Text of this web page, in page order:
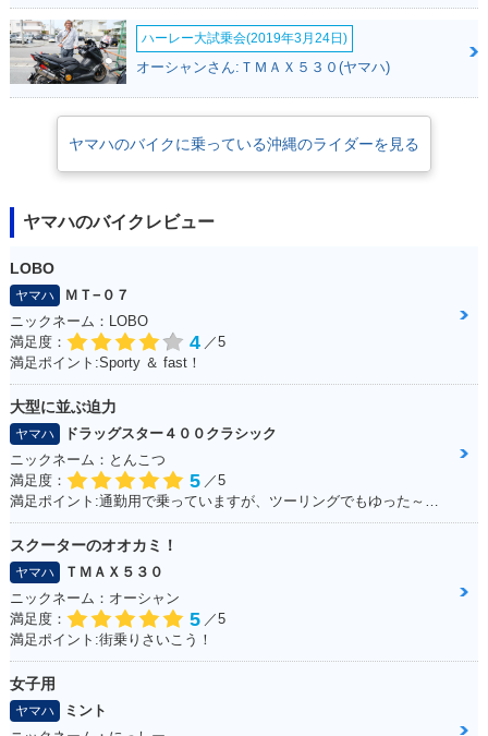
2002年 TMAX・カ
ラーチェンジ
2001年 TMAX・新
登場
ハーレー大試乗会(2019年3月24日)
オーシャンさん:ＴＭＡＸ５３０(ヤマハ)
ヤマハのバイクに乗っている沖縄のライダーを見る
ヤマハのバイクレビュー
LOBO
ヤマハ
ＭＴ−０７
ニックネーム：LOBO
満足度：
4 ／5
満足ポイント:Sporty ＆ fast！
大型に並ぶ迫力
ヤマハ
ドラッグスター４００クラシック
ニックネーム：とんこつ
満足度：
5 ／5
スクーターのオオカミ！
ヤマハ
ＴＭＡＸ５３０
ニックネーム：オーシャン
満足度：
5 ／5
満足ポイント:街乗りさいこう！
女子用
ヤマハ
ミント